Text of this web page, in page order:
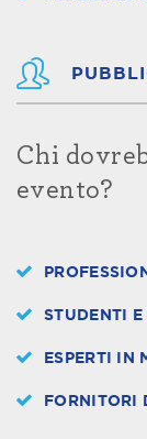
Chi
evento?
STUDENTI E
ESPERTI IN
FORNITORI